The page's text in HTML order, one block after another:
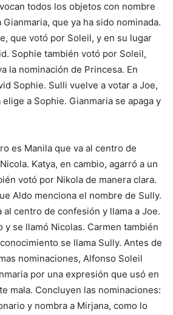
todos los objetos con nombre
que ya ha sido nominada.
que votó por Soleil, y en su lugar
Sophie también votó por Soleil,
la nominación de Princesa. En
Sophie. Sulli vuelve a votar a Joe,
a Sophie. Gianmaria se apaga y
es Manila que va al centro de
Katya, en cambio, agarró a un
votó por Nikola de manera clara.
Aldo menciona el nombre de Sully.
al centro de confesión y llama a Joe.
y se llamó Nicolas. Carmen también
se llama Sully. Antes de
nominaciones, Alfonso Soleil
por una expresión que usó en
mala. Concluyen las nominaciones:
y nombra a Mirjana, como lo